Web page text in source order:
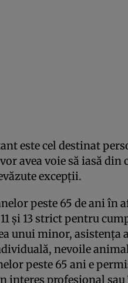
este cel destinat
avea voie să iasă din
excepţii.
peste 65 de ani în
şi 13 strict pentru
unui minor, asistenţa
nevoile
peste 65 ani e
în interes profesional